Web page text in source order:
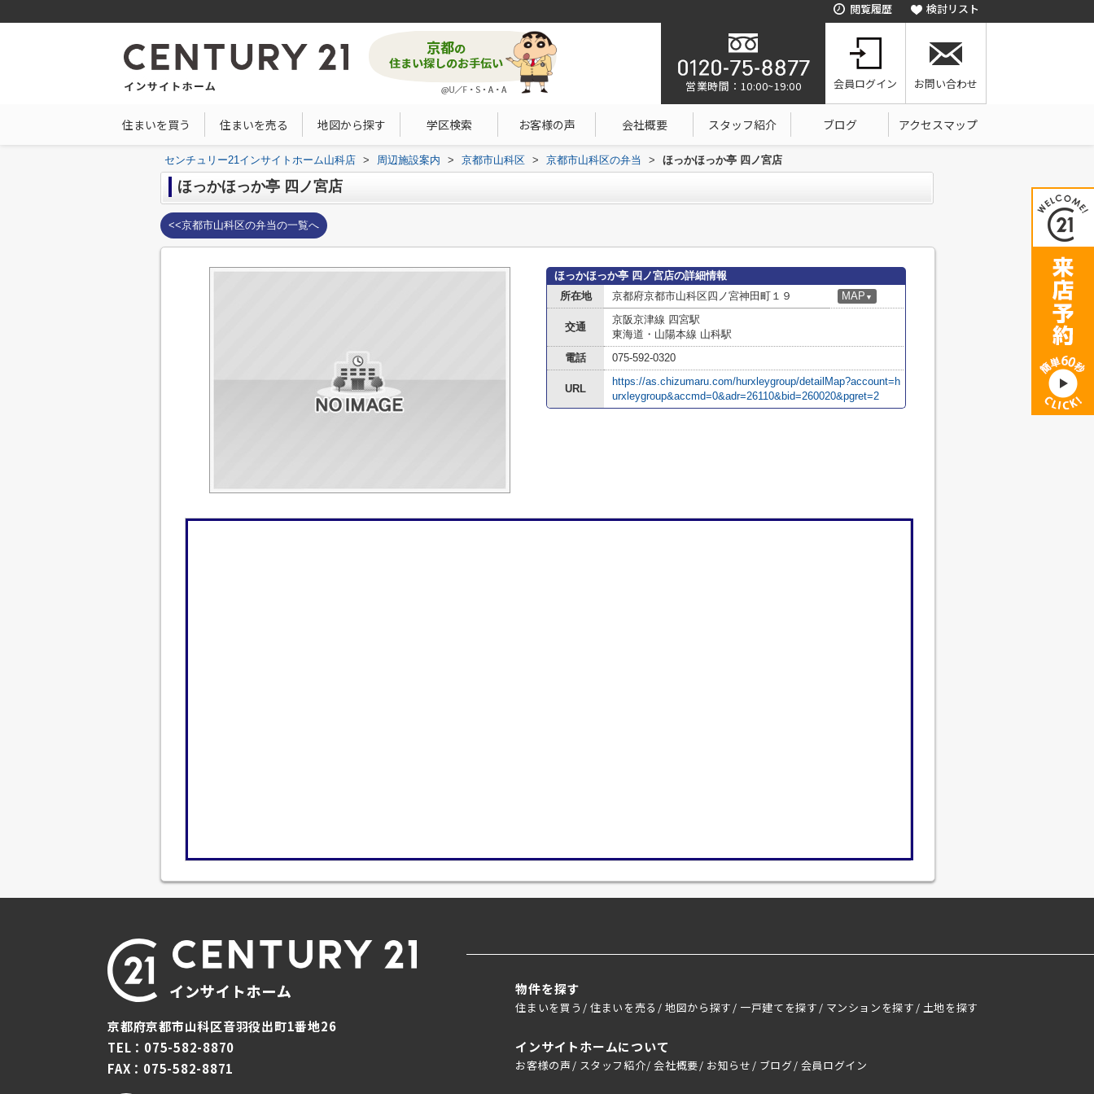
閲覧履歴 検討リスト
営業時間：10:00~19:00 会員ログイン お問い合わせ
住まいを買う 住まいを売る 地図から探す 学区検索 お客様の声 会社概要 スタッフ紹介 ブログ アクセスマップ
センチュリー21インサイトホーム山科店 > 周辺施設案内 > 京都市山科区 > 京都市山科区の弁当 > ほっかほっか亭 四ノ宮店
ほっかほっか亭 四ノ宮店
<<京都市山科区の弁当の一覧へ
ほっかほっか亭 四ノ宮店の詳細情報
所在地
京都府京都市山科区四ノ宮神田町１９ MAP ▼
交通
京阪京津線 四宮駅
東海道・山陽本線 山科駅
電話
075-592-0320
URL
https://as.chizumaru.com/hurxleygroup/detailMap?account=h
urxleygroup&accmd=0&adr=26110&bid=260020&pgret=2
京都府京都市山科区音羽役出町1番地26
TEL：075-582-8870
FAX：075-582-8871
物件を探す
住まいを買う 住まいを売る 地図から探す 一戸建てを探す マンションを探す 土地を探す
インサイトホームについて
お客様の声 スタッフ紹介 会社概要 お知らせ ブログ 会員ログイン